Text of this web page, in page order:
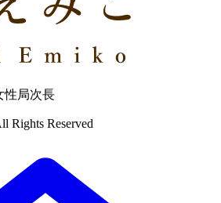
性局次長
Rights Reserved